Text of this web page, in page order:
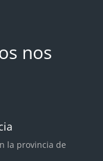
nos
la provincia de